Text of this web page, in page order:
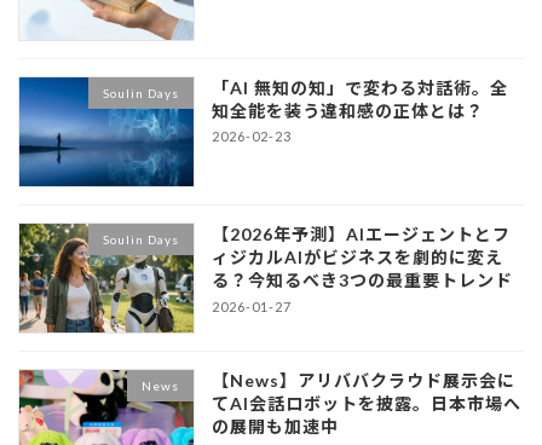
Soulin Days
「AI 無知の知」で変わる対話術。全
知全能を装う違和感の正体とは？
2026-02-23
Soulin Days
【2026年予測】AIエージェントとフ
ィジカルAIがビジネスを劇的に変え
る？今知るべき3つの最重要トレンド
2026-01-27
News
【News】アリババクラウド展示会に
てAI会話ロボットを披露。日本市場へ
の展開も加速中